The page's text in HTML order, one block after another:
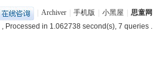
Archiver 手机版 小黑屋
思童网
, Processed in 1.062738 second(s), 7 queries .